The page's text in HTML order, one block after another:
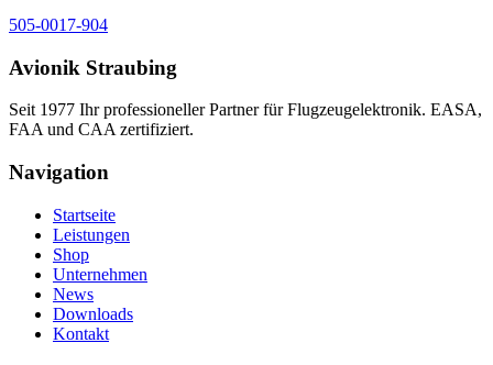
505-0017-904
Avionik Straubing
Seit 1977 Ihr professioneller Partner für Flugzeugelektronik. EASA,
FAA und CAA zertifiziert.
Navigation
Startseite
Leistungen
Shop
Unternehmen
News
Downloads
Kontakt